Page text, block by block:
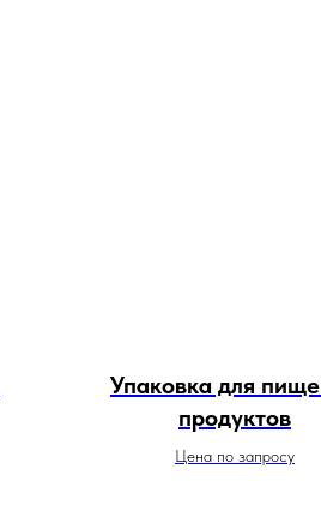
Упаковка для
продуктов
Цена по запросу